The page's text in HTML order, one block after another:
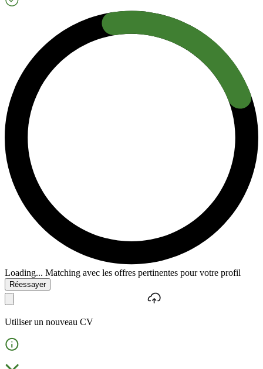
Loading... Matching avec les offres pertinentes pour votre profil
Réessayer
Utiliser un nouveau CV